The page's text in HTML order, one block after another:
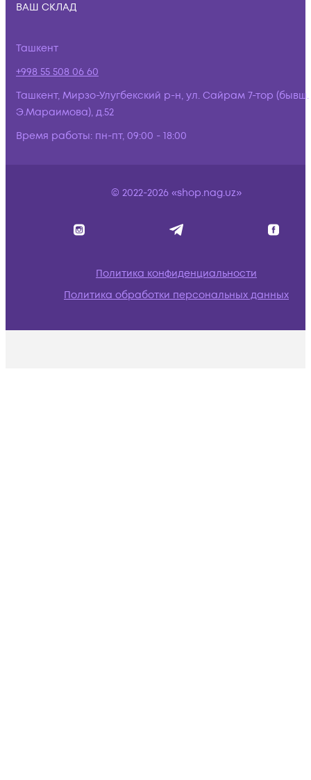
ВАШ СКЛАД
Ташкент
+998 55 508 06 60
Ташкент, Мирзо-Улугбекский р-н, ул. Сайрам 7-тор (бывш.
Э.Мараимова), д.52
Время работы: пн-пт, 09:00 - 18:00
© 2022-2026 «shop.nag.uz»
Политика конфиденциальности
Политика обработки персональных данных